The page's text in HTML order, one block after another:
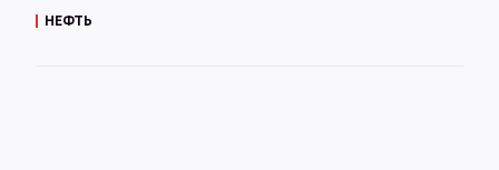
НЕФТЬ